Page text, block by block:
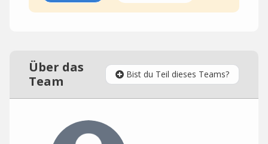
Über das
Team
Bist du Teil dieses Teams?